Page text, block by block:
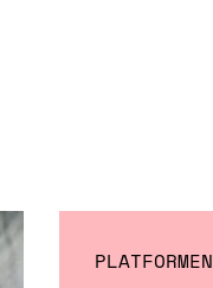
PLATFORMEN